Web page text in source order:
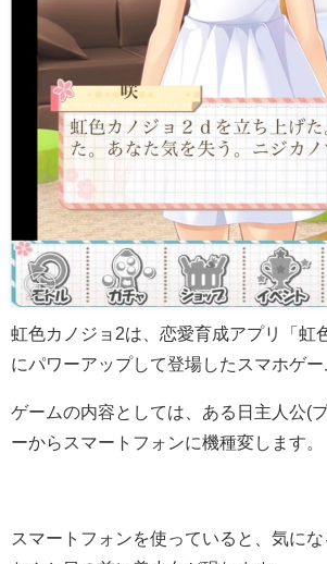
虹色カノジョ2は、恋愛育成アプリ「虹
にパワーアップして登場したスマホゲー
ゲームの内容としては、ある日主人公(
ーからスマートフォンに機種変します。
スマートフォンを使っていると、気にな